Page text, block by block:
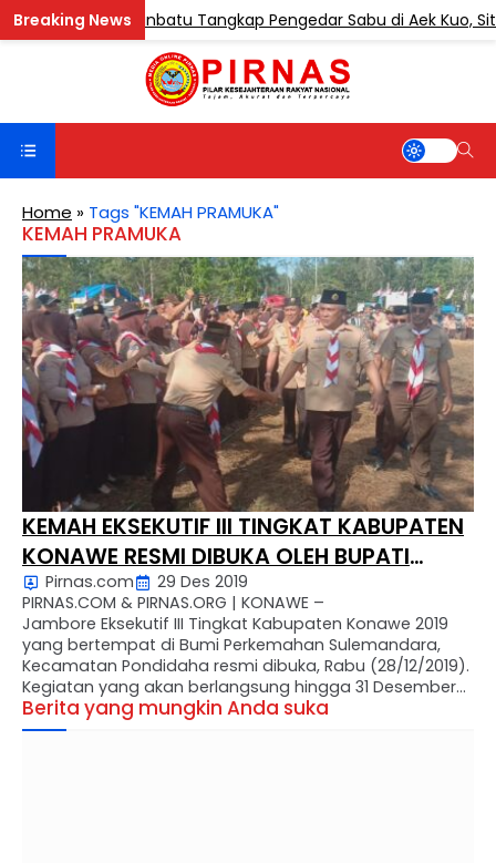
Labuhanbatu Tangkap Pengedar Sabu di Aek Kuo, Sita
Home » Tags "KEMAH PRAMUKA"
KEMAH PRAMUKA
KEMAH EKSEKUTIF III TINGKAT KABUPATEN
KONAWE RESMI DIBUKA OLEH BUPATI
KONAWE
Pirnas.com
29 Des 2019
PIRNAS.COM & PIRNAS.ORG | KONAWE –
Jambore Eksekutif III Tingkat Kabupaten Konawe 2019
yang bertempat di Bumi Perkemahan Sulemandara,
Kecamatan Pondidaha resmi dibuka, Rabu (28/12/2019).
Kegiatan yang akan berlangsung hingga 31 Desember
itu, dibuka langsung oleh Bupati Konawe, Kery Saiful
Konggoasa. Pembukaan Jambore dihadiri sejumlah
Berita yang mungkin Anda suka